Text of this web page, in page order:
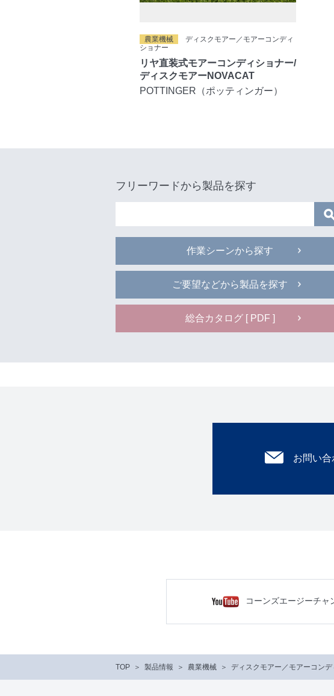
農業機械
ディスクモアー／モアーコンディ
ショナー
リヤ直装式モアーコンディショナー/
ディスクモアーNOVACAT
POTTINGER（ポッティンガー）
フリーワードから製品を探す
作業シーンから探す
ご要望などから製品を探す
総合カタログ [ PDF ]
お問い合
コーンズエージーチャ
TOP 製品情報 農業機械 ディスクモアー／モアーコンデ